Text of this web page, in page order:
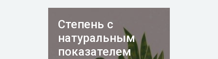
Степень с
натуральным
показателем